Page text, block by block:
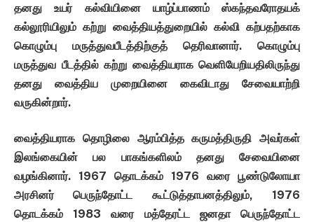
தனது
உயர் கல்வியினை யாழ்ப்பாணம்
ஸ்கந்தவரோதயக்
கல்லூரியிலும் கற்று வைத்தியத்துறையில் கல்வி கற்பதற்காக
கொழும்பு
மருத்துவபீடத்திற்குத் தெரிவானார். கொழும்பு
மருத்துவ பீடத்தில் கற்று வைத்தியராக வெளியேறியதிலிருந்து
தனது
வைத்திய முறையினை கைவிடாது
சேவையாற்றி
வருகின்றார்.
வைத்தியராக தொழிலை ஆரம்பித்த கருமத்திருதி அவர்கள்
இலங்கையின்
பல பாகங்களிலம் தனது
சேவையினை
வழங்கினார். 1967 தொடக்கம் 1976 வரை பூண்டுலோயா
அரசினர்
பெருந்தோட்ட கூட்டுத்தாபனத்திலும், 1976
தொடக்கம் 1983வரை மத்தேரட்ட ஜனதா
பெருந்தோட்ட